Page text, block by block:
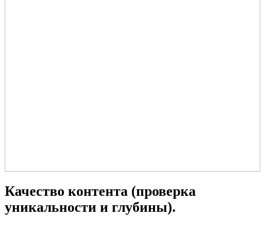
Качество контента (проверка
уникальности и глубины).